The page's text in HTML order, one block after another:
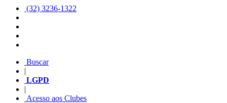
(32) 3236-1322
Buscar
|
LGPD
|
Acesso aos Clubes